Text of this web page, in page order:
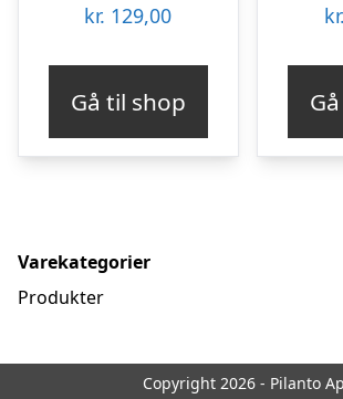
kr. 129,00
Gå til shop
kr.
Varekategorier
Produkter
Copyright 2026 - Pilanto